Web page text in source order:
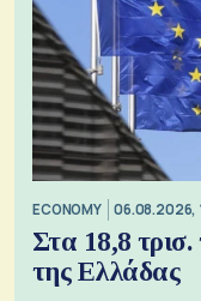
ECONOMY 06.08.2026,
Στα 18,8
της Ελλάδας